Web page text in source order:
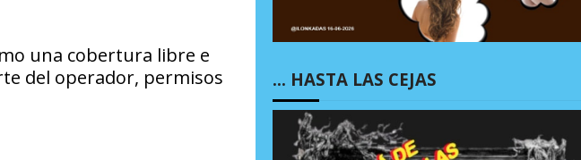
una cobertura libre e
del operador, permisos
… HASTA LAS CEJAS